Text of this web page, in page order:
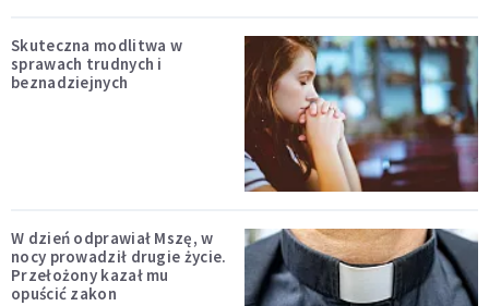
Skuteczna modlitwa w
sprawach trudnych i
beznadziejnych
W dzień odprawiał Mszę, w
nocy prowadził drugie życie.
Przełożony kazał mu
opuścić zakon